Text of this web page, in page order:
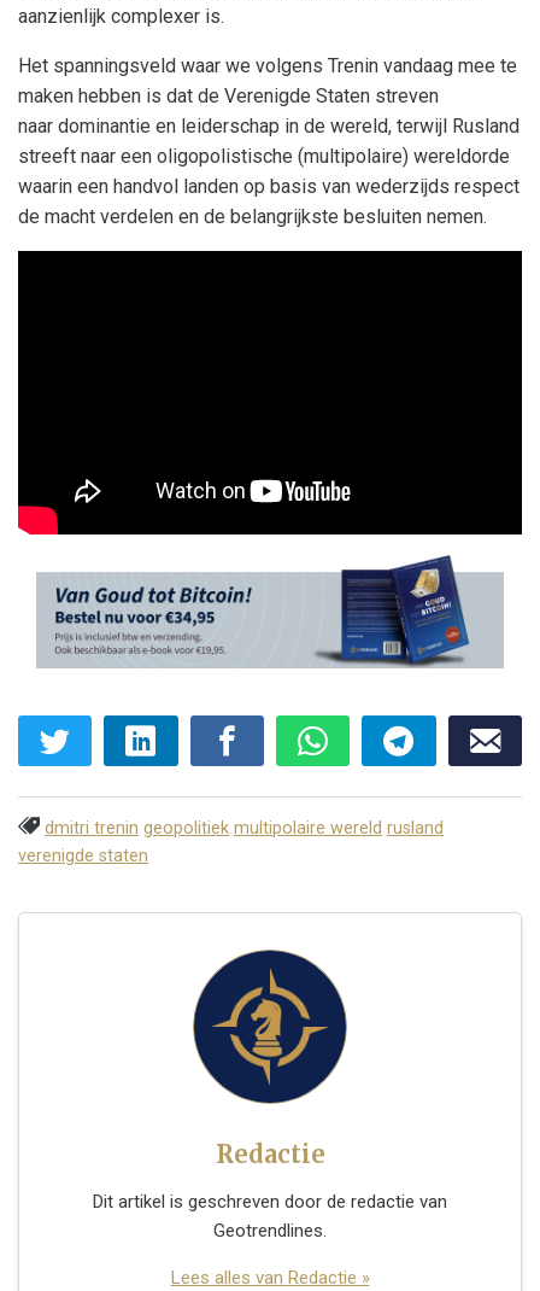
aanzienlijk complexer is.
Het spanningsveld waar we volgens Trenin vandaag mee te
maken hebben is dat de Verenigde Staten streven
naar dominantie en leiderschap in de wereld, terwijl Rusland
streeft naar een oligopolistische (multipolaire) wereldorde
waarin een handvol landen op basis van wederzijds respect
de macht verdelen en de belangrijkste besluiten nemen.
dmitri trenin geopolitiek multipolaire wereld rusland
verenigde staten
Redactie
Dit artikel is geschreven door de redactie van
Geotrendlines.
Lees alles van Redactie »